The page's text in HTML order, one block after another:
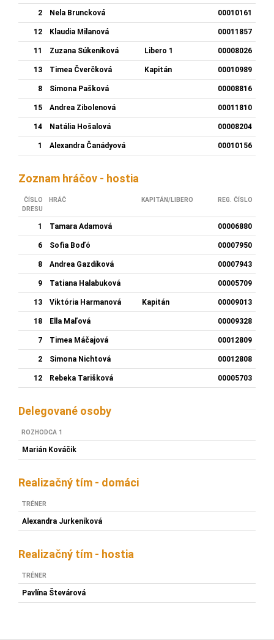
2 Nela Bruncková 00010161
12 Klaudia Milanová 00011857
11 Zuzana Súkeníková Libero 1 00008026
13 Timea Čverčková Kapitán 00010989
8 Simona Pašková 00008816
15 Andrea Zibolenová 00011810
14 Natália Hošalová 00008204
1 Alexandra Čanádyová 00010156
Zoznam hráčov - hostia
ČÍSLO
DRESU
HRÁČ KAPITÁN/LIBERO REG. ČÍSLO
1 Tamara Adamová 00006880
6 Sofia Boďó 00007950
8 Andrea Gazdíková 00007943
9 Tatiana Halabuková 00005709
13 Viktória Harmanová Kapitán 00009013
18 Ella Maľová 00009328
7 Timea Máčajová 00012809
2 Simona Nichtová 00012808
12 Rebeka Tarišková 00005703
Delegované osoby
ROZHODCA 1
Marián Kováčik
Realizačný tím - domáci
TRÉNER
Alexandra Jurkeníková
Realizačný tím - hostia
TRÉNER
Pavlína Števárová